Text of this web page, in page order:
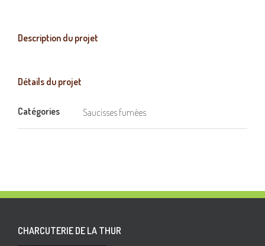
Description du projet
Détails du projet
Catégories Saucisses fumées
CHARCUTERIE DE LA THUR